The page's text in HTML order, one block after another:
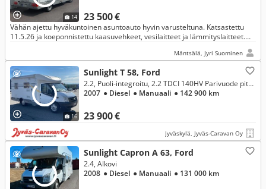
14 23 500 €
Vähän ajettu hyväkuntoinen asuntoauto hyvin varusteltuna. Katsastettu
11.5.26 ja koeponnistettu kaasuvehkeet, vesilaitteet ja lämmityslaitteet.
Mäntsälä, Jyri Suominen
16
Sunlight T 58, Ford
23 900 €
2.2, Puoli-integroitu, 2.2 TDCI 140HV Parivuode pitkittäin
2007 ● Diesel ● Manuaali ● 142 900 km
Jyväskylä, Jyväs-Caravan Oy
Sunlight Capron A 63, Ford
2.4, Alkovi
2008 ● Diesel ● Manuaali ● 131 000 km